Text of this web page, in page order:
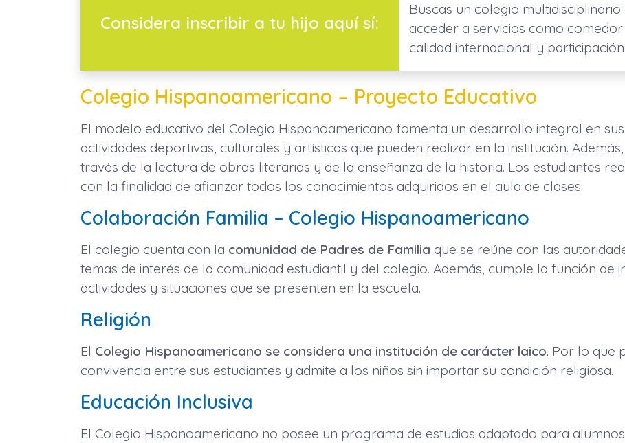
Considera inscribir a tu hijo aquí sí:
Buscas un colegio
acceder a servicios como
calidad internacional y
Colegio Hispanoamericano – Proyecto Educativo
El modelo educativo del Colegio Hispanoamericano fomenta un desarrollo integral en
actividades deportivas, culturales y artísticas que pueden realizar en la institución.
través de la lectura de obras literarias y de la enseñanza de la historia. Los estudiantes
con la finalidad de afianzar todos los conocimientos adquiridos en el aula de clases.
Colaboración Familia – Colegio Hispanoamericano
El colegio cuenta con la comunidad de Padres de Familia que se reúne con las
temas de interés de la comunidad estudiantil y del colegio. Además, cumple la función
actividades y situaciones que se presenten en la escuela.
Religión
El Colegio Hispanoamericano se considera una institución de carácter laico. Por lo que
convivencia entre sus estudiantes y admite a los niños sin importar su condición religiosa.
Educación Inclusiva
El Colegio Hispanoamericano no posee un programa de estudios adaptado para